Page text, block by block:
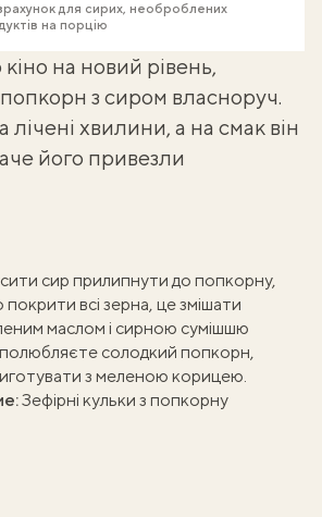
для сирих, необроблених
на порцію
кіно на новий рівень,
з сиром власноруч.
лічені хвилини, а на смак він
його привезли
сир прилипнути до попкорну,
покрити всі зерна, це змішати
маслом і сирною сумішшю
солодкий попкорн,
з меленою корицею.
Зефірні кульки з попкорну